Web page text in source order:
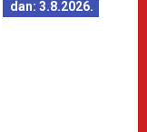
dan: 3.8.2026.